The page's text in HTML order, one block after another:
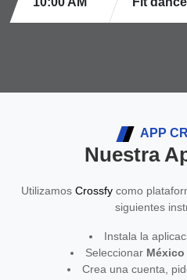
APP
Nuestra
Utilizamos Crossfycomo
siguientes
Instala la
Seleccionar México
Crea una cuenta,